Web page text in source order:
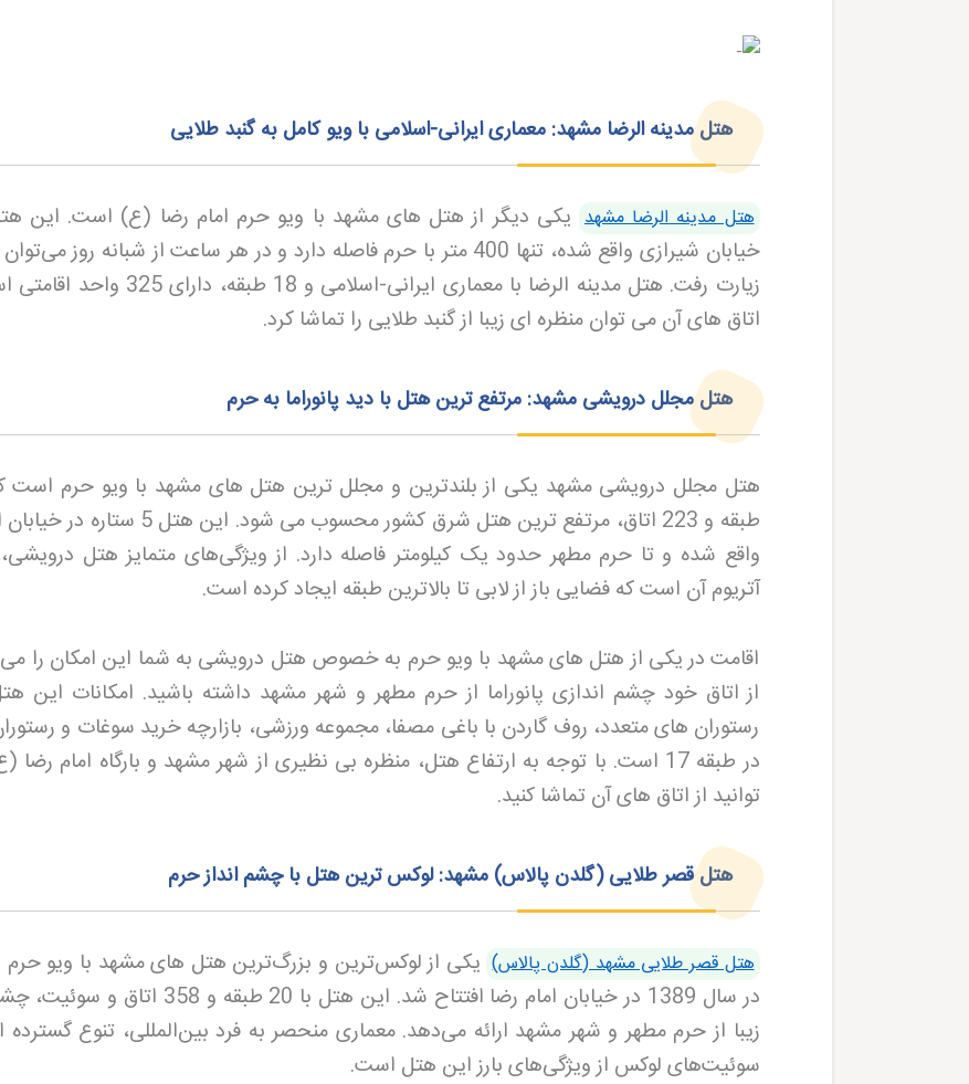
هتل مدینه‌ الرضا مشهد: معماری ایرانی-اسلامی با ویو کامل به گنبد طلایی
هتل مدینه‌ الرضا مشهد یکی دیگر از هتل های مشهد با ویو حرم امام رضا (ع) است. این
خیابان شیرازی واقع شده، تنها 400 متر با حرم فاصله دارد و در هر ساعت از شبانه‌ روز
زیارت رفت. هتل مدینه‌ الرضا با معماری ایرانی-اسلامی و 18
اتاق‌ های آن می‌ توان منظره‌ ای زیبا از گنبد طلایی را تماشا کرد.
هتل مجلل درویشی مشهد: مرتفع‌ ترین هتل با دید پانوراما به حرم
طبقه و 223 اتاق، مرتفع‌ ترین هتل شرق کشور محسوب می‌ شود.
واقع شده و تا حرم مطهر حدود یک کیلومتر فاصله دارد. از ویژگی‌های متمایز هتل
آتریوم آن است که فضایی باز از لابی تا بالاترین طبقه ایجاد کرده است.
اقامت در یکی از هتل های مشهد با ویو حرم به خصوص هتل درویشی به شما این امکان را
از اتاق خود چشم‌ اندازی پانوراما از حرم مطهر و شهر مشهد داشته باشید. امکانات این
رستوران‌ های متعدد، روف گاردن با باغی مصفا، مجموعه ورزشی، بازارچه خرید سوغات و
در طبقه 17 است. با توجه به ارتفاع هتل، منظره بی‌ نظیری از شهر مشهد و بارگاه امام
توانید از اتاق‌ های آن تماشا کنید.
هتل قصر طلایی (گلدن پالاس) مشهد: لوکس‌ ترین هتل با چشم‌ انداز حرم
هتل قصر طلایی مشهد (گلدن پالاس) یکی از لوکس‌ترین و بزرگ‌ترین هتل های مشهد با ویو
در سال 1389 در خیابان امام رضا افتتاح شد. این هتل با 20 طبقه
زیبا از حرم مطهر و شهر مشهد ارائه می‌دهد. معماری منحصر به فرد بین‌المللی، تنوع گسترده
سوئیت‌های لوکس از ویژگی‌های بارز این هتل است.